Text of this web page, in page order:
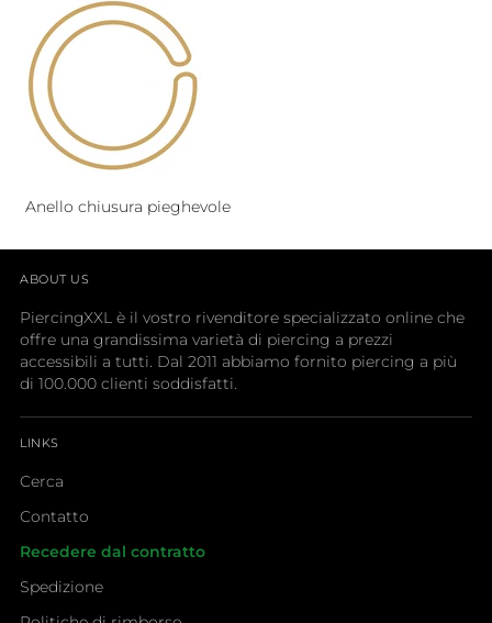
Anello chiusura pieghevole
ABOUT US
PiercingXXL è il vostro rivenditore specializzato online che
offre una grandissima varietà di piercing a prezzi
accessibili a tutti. Dal 2011 abbiamo fornito piercing a più
di 100.000 clienti soddisfatti.
LINKS
Cerca
Contatto
Recedere dal contratto
Spedizione